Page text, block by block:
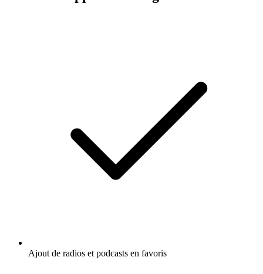
Ajout de radios et podcasts en favoris